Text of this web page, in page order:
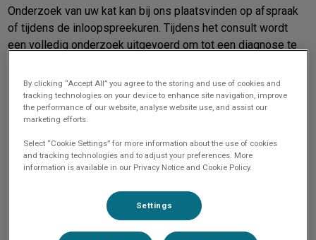
Onderzoek van uw kat kan bij ons plaatsvinden op afspraak
of tijdens de inloopspreekuren. Tijdens het consult wordt
een volledig onderzoek uitgevoerd om tot een diagnose te
dierenarts met u het behandelplan of het verdere
diagnostische traject.
gemaakt van aanvullende diagnostiek. Wij beschikken over
de nieuwste diagnostische apparatuur evenals goed
afdeling. Zo kunnen wij uw dier alle benodigde zorg en
verpleging geven die hij of zij nodig heeft.
By clicking “Accept All” you agree to the storing and use of cookies and
tracking technologies on your device to enhance site navigation, improve
the performance of our website, analyse website use, and assist our
marketing efforts.
Select “Cookie Settings” for more information about the use of cookies
and tracking technologies and to adjust your preferences. More
information is available in our Privacy Notice and Cookie Policy.
Settings